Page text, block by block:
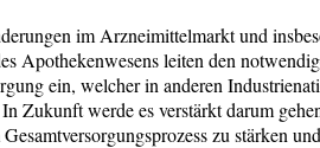
im Arzneimittelmarkt und
Apothekenwesens leiten den
ein, welcher in anderen
Zukunft werde es verstärkt darum
zu stärken